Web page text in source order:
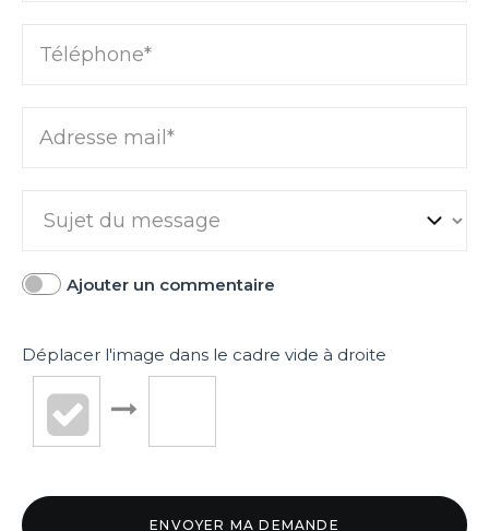
Téléphone*
Adresse mail*
Ajouter un commentaire
Déplacer l'image dans le cadre vide à droite